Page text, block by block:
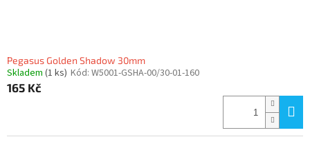
Pegasus Golden Shadow 30mm
Skladem (1 ks) Kód: W5001-GSHA-00/30-01-160
165 Kč